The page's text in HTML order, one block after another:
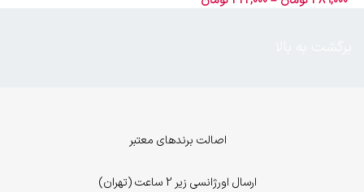
اصالت برندهای معتبر
ارسال اورژانسی زیر 2 ساعت (تهران)